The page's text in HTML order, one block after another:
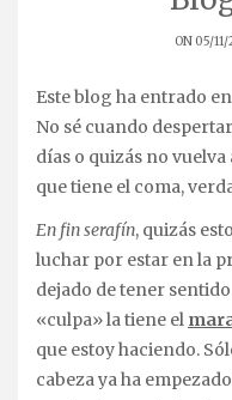
ON 05/
Este blog ha entrado en un estado de coma indefinido.
No sé cuando
días o quizás no vuelva
que tiene el coma,
En fin serafín, quizás
luchar por estar en la
dejado de tener
«culpa» la tiene el
que estoy haciendo.
cabeza ya ha